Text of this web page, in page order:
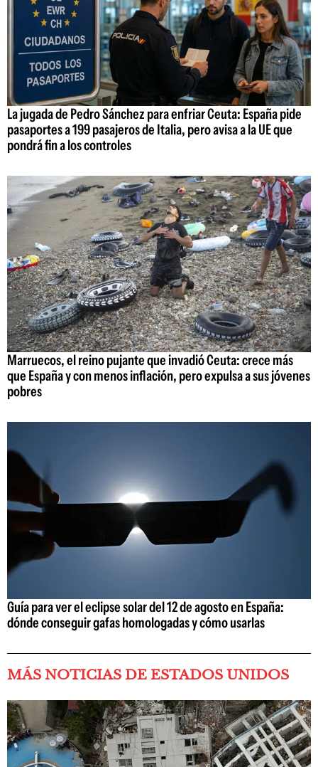
La jugada de Pedro Sánchez para enfriar Ceuta: España pide
pasaportes a 199 pasajeros de Italia, pero avisa a la UE que
pondrá fin a los controles
Marruecos, el reino pujante que invadió Ceuta: crece más
que España y con menos inflación, pero expulsa a sus jóvenes
pobres
Guía para ver el eclipse solar del 12 de agosto en España:
dónde conseguir gafas homologadas y cómo usarlas
MÁS NOTICIAS DE ESTADOS UNIDOS